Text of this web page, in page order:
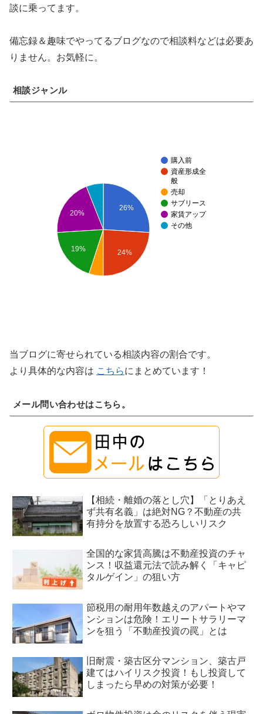
談に乗ってます。
備忘録＆趣味でやってるブログなので相談料などは必要あ
りません。お気軽に。
相談ジャンル
購入前
資産形成全
般
売却
サブリース
家賃アップ
その他
26%
20%
19% 24%
当ブログに寄せられている相談内容の割合です。
より具体的な内容は こちらにまとめています！
メール問い合わせはこちら。
【相続・離婚の落とし穴】「とりあえ
ず共有名義」は絶対NG？不動産の共
有持分を放置する恐ろしいリスク
全国的な家賃高騰は不動産投資のチャ
ンス！収益還元法で読み解く「キャピ
タルゲイン」の狙い方
節税用の耐用年数越えのアパートやマ
ンションは危険！エリートサラリーマ
ンを狙う「不動産投資の罠」とは
旧耐震・築古区分マンション、築古戸
建てはハイリスク投資！もし投資して
しまったら早めの対策が必要！